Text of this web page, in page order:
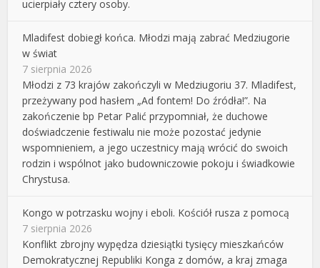
ucierpiały cztery osoby.
Mladifest dobiegł końca. Młodzi mają zabrać Medziugorie
w świat
7 sierpnia 2026
Młodzi z 73 krajów zakończyli w Medziugoriu 37. Mladifest,
przeżywany pod hasłem „Ad fontem! Do źródła!”. Na
zakończenie bp Petar Palić przypomniał, że duchowe
doświadczenie festiwalu nie może pozostać jedynie
wspomnieniem, a jego uczestnicy mają wrócić do swoich
rodzin i wspólnot jako budowniczowie pokoju i świadkowie
Chrystusa.
Kongo w potrzasku wojny i eboli. Kościół rusza z pomocą
7 sierpnia 2026
Konflikt zbrojny wypędza dziesiątki tysięcy mieszkańców
Demokratycznej Republiki Konga z domów, a kraj zmaga